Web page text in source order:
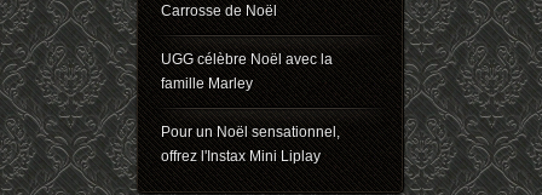
Carrosse de Noël
UGG célèbre Noël avec la
famille Marley
Pour un Noël sensationnel,
offrez l'Instax Mini Liplay